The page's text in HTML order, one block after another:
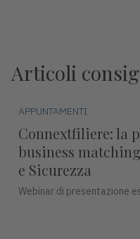
Articoli
APPUNTAMENTI
Connextfiliere: la
business
e Sicurezza
Webinar di presentazione